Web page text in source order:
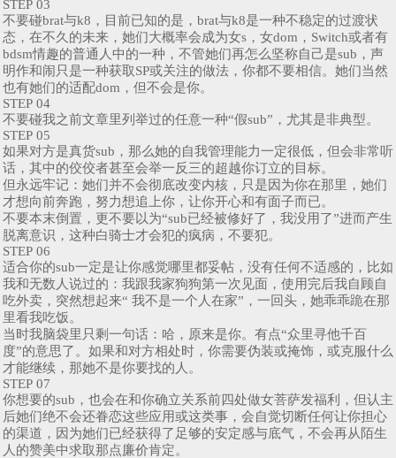
STEP 03
不要碰brat与k8，目前已知的是，brat与k8是一种不稳定的过渡状
态，在不久的未来，她们大概率会成为女s，女dom，Switch或者有
bdsm情趣的普通人中的一种，不管她们再怎么坚称自己是sub，声
明作和闹只是一种获取SP或关注的做法，你都不要相信。她们当然
也有她们的适配dom，但不会是你。
STEP 04
不要碰我之前文章里列举过的任意一种“假sub”，尤其是非典型。
STEP 05
如果对方是真货sub，那么她的自我管理能力一定很低，但会非常听
话，其中的佼佼者甚至会举一反三的超越你订立的目标。
但永远牢记：她们并不会彻底改变内核，只是因为你在那里，她们
才想向前奔跑，努力想追上你，让你开心和有面子而已。
不要本末倒置，更不要以为“sub已经被修好了，我没用了”进而产生
脱离意识，这种白骑士才会犯的疯病，不要犯。
STEP 06
适合你的sub一定是让你感觉哪里都妥帖，没有任何不适感的，比如
我和无数人说过的：我跟我家狗狗第一次见面，使用完后我自顾自
吃外卖，突然想起来“ 我不是一个人在家”，一回头，她乖乖跪在那
里看我吃饭。
当时我脑袋里只剩一句话：哈，原来是你。有点“众里寻他千百
度”的意思了。如果和对方相处时，你需要伪装或掩饰，或克服什么
才能继续，那她不是你要找的人。
STEP 07
你想要的sub，也会在和你确立关系前四处做女菩萨发福利，但认主
后她们绝不会还眷恋这些应用或这类事，会自觉切断任何让你担心
的渠道，因为她们已经获得了足够的安定感与底气，不会再从陌生
人的赞美中求取那点廉价肯定。